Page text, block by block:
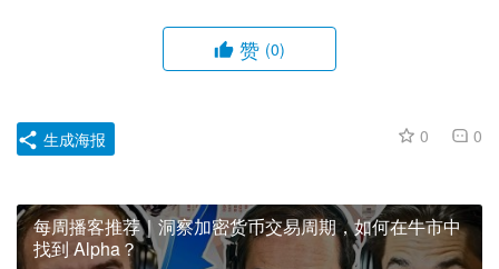
赞 (0)
0 0
生成海报
每周播客推荐｜洞察加密货币交易周期，如何在牛市中
找到 Alpha？